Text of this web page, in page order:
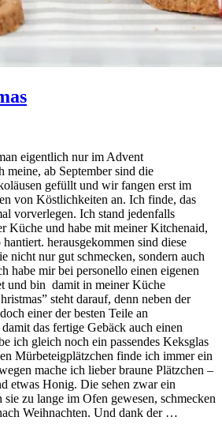
eigentlich nur im Advent
meine, ab September sind die
gefüllt und wir fangen erst im
von Köstlichkeiten an. Ich finde, das
vorverlegen. Ich stand jedenfalls
Küche und habe mit meiner Kitchenaid,
herausgekommen sind diese
nicht nur gut schmecken, sondern auch
habe mir bei personello einen eigenen
und bin damit in meiner Küche
steht darauf, denn neben der
einer der besten Teile an
das fertige Gebäck auch einen
ich gleich noch ein passendes Keksglas
Mürbeteigplätzchen finde ich immer ein
mache ich lieber braune Plätzchen –
etwas Honig. Die sehen zwar ein
sie zu lange im Ofen gewesen, schmecken
Weihnachten. Und dank der …